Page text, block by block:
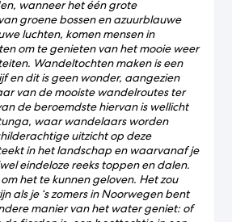
wanneer het één grote
groene bossen en azuurblauwe
luchten, komen mensen in
om te genieten van het mooie weer
Wandeltochten maken is een
en dit is geen wonder, aangezien
van de mooiste wandelroutes ter
de beroemdste hiervan is wellicht
waar wandelaars worden
uitzicht op deze
in het landschap en waarvanaf je
eindeloze reeks toppen en dalen.
het te kunnen geloven. Het zou
als je ‘s zomers in Noorwegen bent
manier van het water geniet: of